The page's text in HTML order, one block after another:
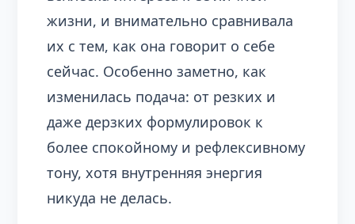
жизни, и внимательно сравнивала
их с тем, как она говорит о себе
сейчас. Особенно заметно, как
изменилась подача: от резких и
даже дерзких формулировок к
более спокойному и рефлексивному
тону, хотя внутренняя энергия
никуда не делась.